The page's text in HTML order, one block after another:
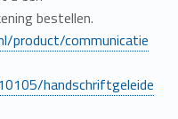
bestellen.
product/communicatie
handschriftgeleide